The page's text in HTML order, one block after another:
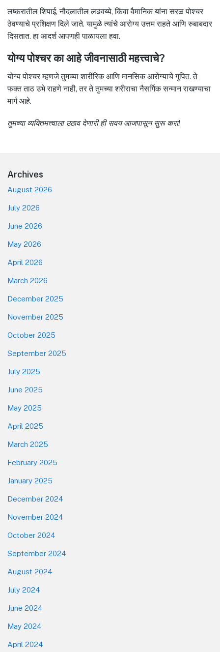
लष्करातील शिपाई, नौदलातील लढवय्ये, किंवा वैमानिक यांना सरळ पोश्चर
ठेवण्याचे प्रशिक्षण दिले जाते. यामुळे त्यांचे आरोग्य उत्तम राहते आणि रुबाबदार
दिसतात. हा आदर्श आपणही पाळायला हवा.
योग्य पोश्चर का आहे जीवनासाठी महत्त्वाचे?
योग्य पोश्चर म्हणजे तुमच्या शारीरिक आणि मानसिक आरोग्याचे गुपित. ते
फक्त ताठ उभे राहणे नाही, तर ते तुमच्या शरीराचा नैसर्गिक सन्मान राखण्याचा
मार्ग आहे.
तुमच्या व्यक्तिमत्त्वाला उठाव देणारी ही सवय आजपासून सुरू करा!
Footer
Archives
August 2026
July 2026
June 2026
May 2026
April 2026
March 2026
December 2025
November 2025
October 2025
September 2025
July 2025
June 2025
May 2025
April 2025
March 2025
February 2025
January 2025
December 2024
November 2024
October 2024
September 2024
August 2024
July 2024
June 2024
May 2024
April 2024